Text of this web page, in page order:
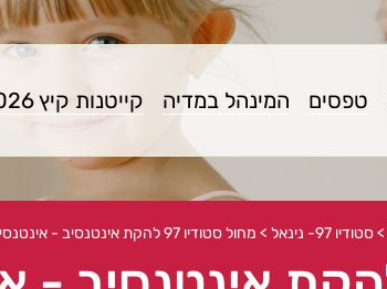
טפסים המינהל במדיה קייטנות קיץ 2026
>סטודיו 97- נינאל > מחול סטודיו 97 להקת אינטנסיב - אינטנסיב גיל 13-15